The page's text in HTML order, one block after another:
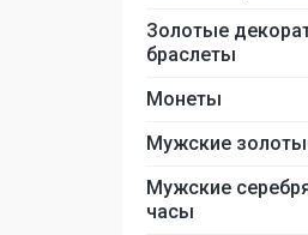
Золотые
браслеты
Монеты
Мужские
Мужские
часы